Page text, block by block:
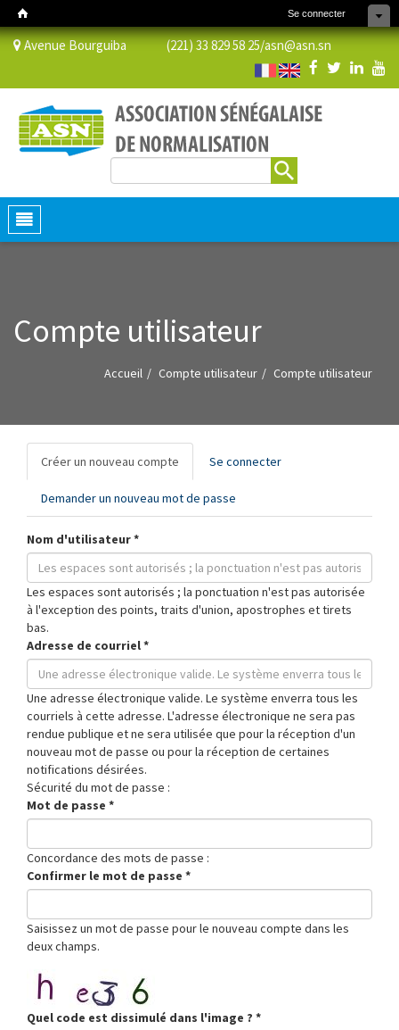
Se connecter
Avenue Bourguiba (221) 33 829 58 25/asn@asn.sn
Formulaire de recherche
Toggle
navigation
Compte utilisateur
Accueil Compte utilisateur Compte utilisateur
Onglets
principaux
Créer un nouveau compte (onglet
actif)
Se connecter
Demander un nouveau mot de passe
Nom d'utilisateur*
Les espaces sont autorisés ; la ponctuation n'est pas autorisée
à l'exception des points, traits d'union, apostrophes et tirets
bas.
Adresse de courriel*
Une adresse électronique valide. Le système enverra tous les
courriels à cette adresse. L'adresse électronique ne sera pas
rendue publique et ne sera utilisée que pour la réception d'un
nouveau mot de passe ou pour la réception de certaines
notifications désirées.
Sécurité du mot de passe :
Mot de passe *
Concordance des mots de passe :
Confirmer le mot de passe *
Saisissez un mot de passe pour le nouveau compte dans les
deux champs.
Quel code est dissimulé dans l'image ? *